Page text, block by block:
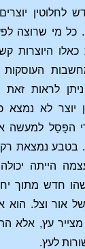
לחלוטין
מי שרוצה
היוצרות
העוסקות
לראות זאת
לא נמצא
הפָּסַל למעשה
בטבע נמצאת
הייתה יכולה
חדש מתוך
אור וצל. הוא
עץ, אלא
לעץ.